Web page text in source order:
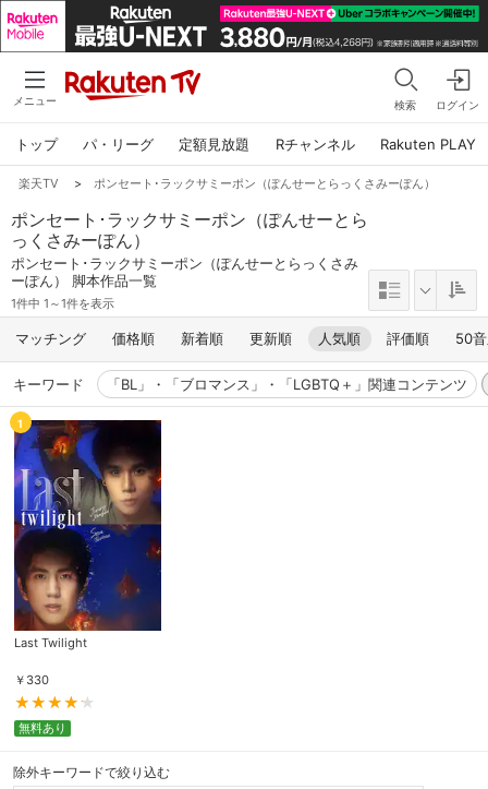
メニュー 検索 ログイン
トップ パ・リーグ 定額見放題 Rチャンネル Rakuten PLAY
楽天TV > ポンセート･ラックサミーポン（ぽんせーとらっくさみーぽん）
ポンセート･ラックサミーポン（ぽんせーとら
っくさみーぽん）
ポンセート･ラックサミーポン（ぽんせーとらっくさみ
ーぽん） 脚本作品一覧
1件中 1～1件を表示
マッチング 価格順 新着順 更新順 人気順 評価順 50
キーワード 「BL」・「ブロマンス」・「LGBTQ＋」関連コンテンツ
1
Last Twilight
￥ 330
無料あり
除外キーワードで絞り込む